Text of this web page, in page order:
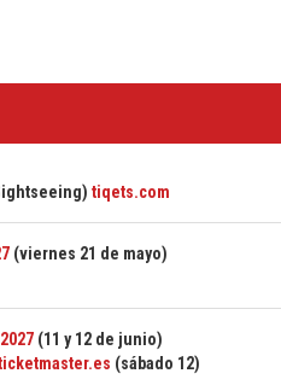
tiqets.com
(viernes 21 de mayo)
(11 y 12 de junio)
(sábado 12)